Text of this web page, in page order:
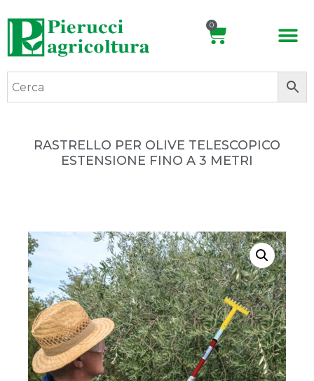
0
RASTRELLO PER OLIVE TELESCOPICO
ESTENSIONE FINO A 3 METRI